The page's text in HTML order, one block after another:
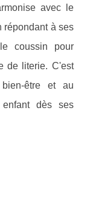
avec le
répondant à ses
coussin pour
de literie. C'est
être et au
enfant dès ses